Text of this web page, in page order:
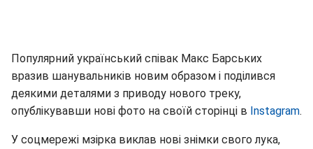
Популярний український співак Макс Барських
вразив шанувальників новим образом і поділився
деякими деталями з приводу нового треку,
опублікувавши нові фото на своїй сторінці в Instagram.
У соцмережі мзірка виклав нові знімки свого лука,